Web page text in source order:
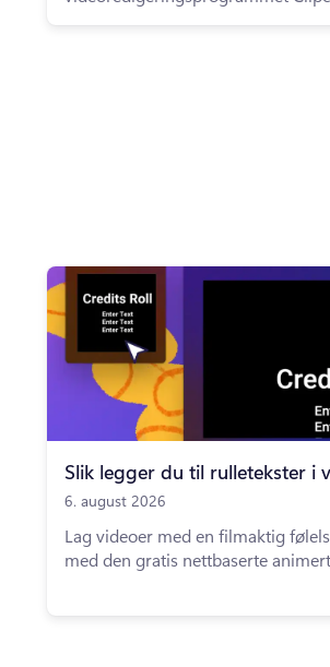
Slik legger du til rulletekster i
6. august 2026
Lag videoer med en filmaktig
med den gratis nettbaserte